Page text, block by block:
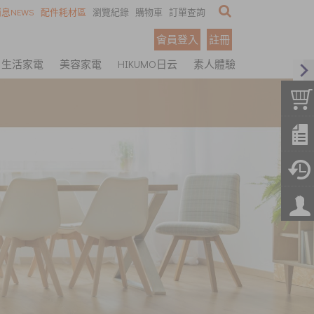
NEWS 配件耗材區 瀏覽紀錄 購物車 訂單查詢
會員登入
註冊
生活家電 美容家電 HIKUMO日云 素人體驗